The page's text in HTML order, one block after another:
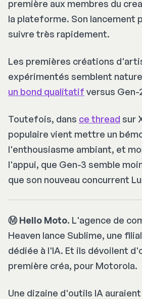
première aux membres du
la plateforme. Son lancement
suivre très rapidement.
Les premières créations
expérimentés semblent
un bond qualitatif versus Gen-
Toutefois, dans ce thread sur
populaire vient mettre un
l'enthousiasme ambiant, et
l'appui, que Gen-3 semble
que son nouveau concurrent
Ⓜ️ Hello Moto. L'agence de
Heaven lance Sublime, une
dédiée à l'IA. Et ils dévoilent
première créa, pour Motorola.
Une dizaine d'outils IA